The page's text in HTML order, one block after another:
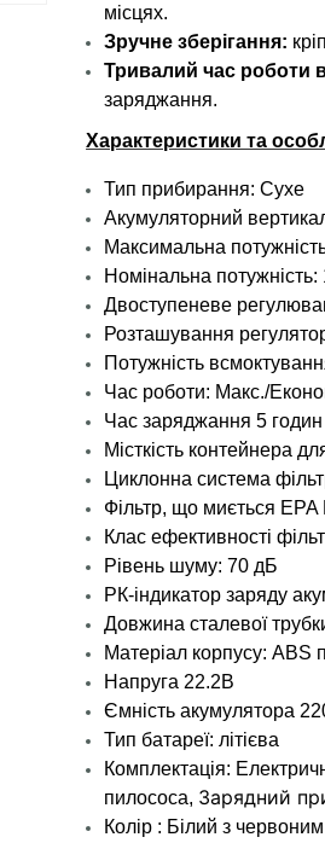
місцях.
Зручне зберігання:
Тривалий час роботи
заряджання.
Характеристики та
Тип прибирання:Сухе
Акумуляторний
Максимальна
Номінальна потужність:
Двоступеневе
Розташування
Потужність
Час роботи: Макс./
Час заряджання 5 годин
Місткість контейнера
Циклонна система
Фільтр, що миється EPA
Клас ефективності
Рівень шуму: 70 дБ
РК-індикатор заряду
Довжина сталевої
Матеріал корпусу: ABS
Напруга 22.2В
Ємність акумулятора
Тип батареї: літієва
Комплектація:
пилососа, Зарядний
Колір : Білий з червоним